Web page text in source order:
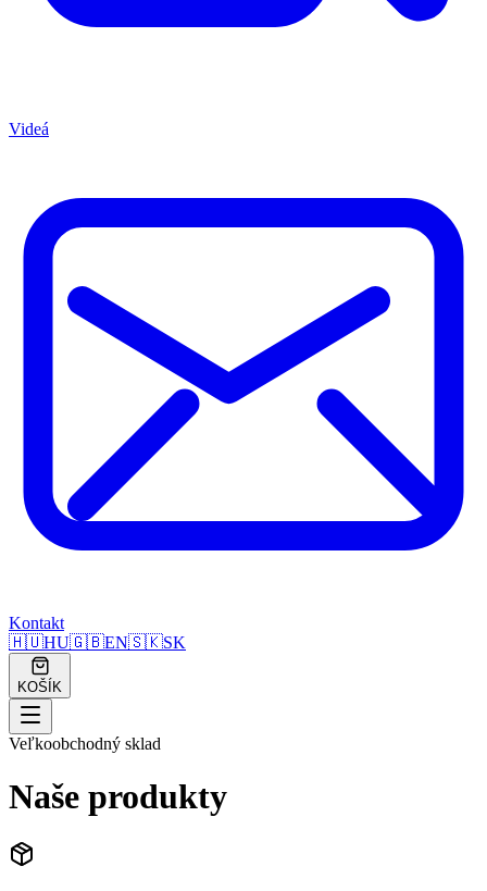
Videá
Kontakt
🇭🇺HU🇬🇧EN🇸🇰SK
KOŠÍK
Veľkoobchodný sklad
Naše produkty